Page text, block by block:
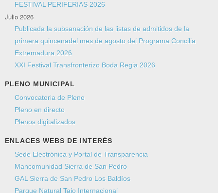
FESTIVAL PERIFERIAS 2026
Julio 2026
Publicada la subsanación de las listas de admitidos de la
primera quincenadel mes de agosto del Programa Concilia
Extremadura 2026
XXI Festival Transfronterizo Boda Regia 2026
PLENO MUNICIPAL
Convocatoria de Pleno
Pleno en directo
Plenos digitalizados
ENLACES WEBS DE INTERÉS
Sede Electrónica y Portal de Transparencia
Mancomunidad Sierra de San Pedro
GAL Sierra de San Pedro Los Baldíos
Parque Natural Tajo Internacional